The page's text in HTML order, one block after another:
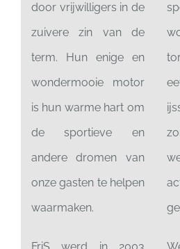
door vrijwilligers in de
zuivere zin van de
term. Hun enige en
wondermooie motor
is hun warme hart om
de sportieve en
andere dromen van
onze gasten te helpen
waarmaken.